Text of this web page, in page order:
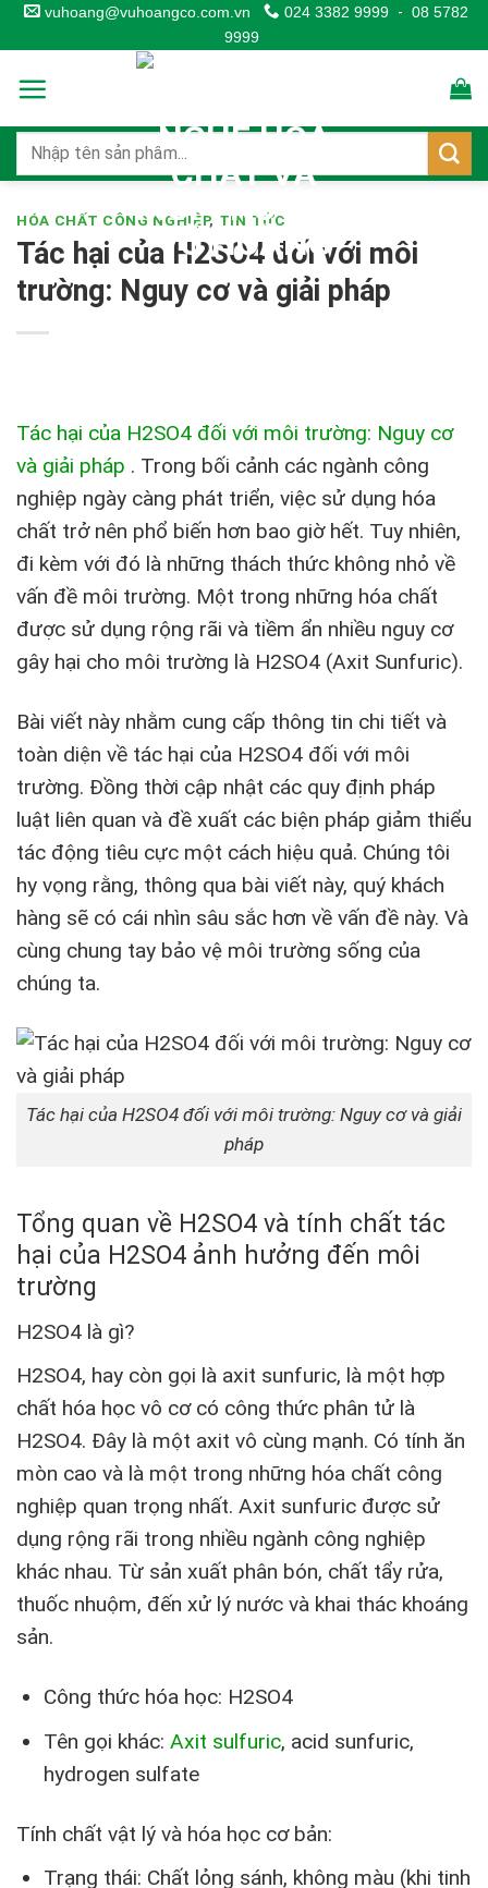
Skip
to
content
vuhoang@vuhoangco.com.vn 024 3382 9999 - 08 5782
9999
HÓA CHẤT CÔNG NGHIỆP, TIN TỨC
Tác hại của H2SO4 đối với môi
trường: Nguy cơ và giải pháp
Tác hại của H2SO4 đối với môi trường: Nguy cơ
và giải pháp . Trong bối cảnh các ngành công
nghiệp ngày càng phát triển, việc sử dụng hóa
chất trở nên phổ biến hơn bao giờ hết. Tuy nhiên,
đi kèm với đó là những thách thức không nhỏ về
vấn đề môi trường. Một trong những hóa chất
được sử dụng rộng rãi và tiềm ẩn nhiều nguy cơ
gây hại cho môi trường là H2SO4 (Axit Sunfuric).
Bài viết này nhằm cung cấp thông tin chi tiết và
toàn diện về tác hại của H2SO4 đối với môi
trường. Đồng thời cập nhật các quy định pháp
luật liên quan và đề xuất các biện pháp giảm thiểu
tác động tiêu cực một cách hiệu quả. Chúng tôi
hy vọng rằng, thông qua bài viết này, quý khách
hàng sẽ có cái nhìn sâu sắc hơn về vấn đề này. Và
cùng chung tay bảo vệ môi trường sống của
chúng ta.
Tác hại của H2SO4 đối với môi trường: Nguy cơ và giải
pháp
Tổng quan về H2SO4 và tính chất tác
hại của H2SO4 ảnh hưởng đến môi
trường
H2SO4 là gì?
H2SO4, hay còn gọi là axit sunfuric, là một hợp
chất hóa học vô cơ có công thức phân tử là
H2SO4. Đây là một axit vô cùng mạnh. Có tính ăn
mòn cao và là một trong những hóa chất công
nghiệp quan trọng nhất. Axit sunfuric được sử
dụng rộng rãi trong nhiều ngành công nghiệp
khác nhau. Từ sản xuất phân bón, chất tẩy rửa,
thuốc nhuộm, đến xử lý nước và khai thác khoáng
sản.
Công thức hóa học: H2SO4
Tên gọi khác: Axit sulfuric, acid sunfuric,
hydrogen sulfate
Tính chất vật lý và hóa học cơ bản:
Trạng thái: Chất lỏng sánh, không màu (khi tinh